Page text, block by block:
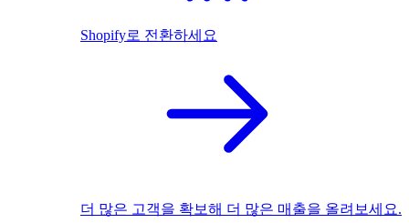
Shopify로 전환하세요
더 많은 고객을 확보해 더 많은 매출을 올려보세요.